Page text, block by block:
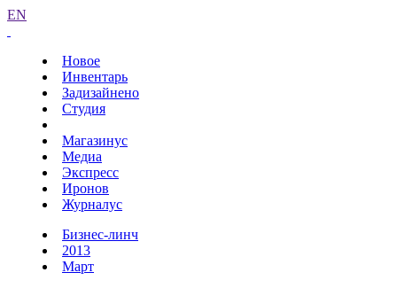
EN
Новое
Инвентарь
Задизайнено
Студия
Магазинус
Медиа
Экспресс
Иронов
Журналус
Бизнес-линч
2013
Март